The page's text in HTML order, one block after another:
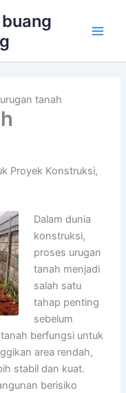
tanah
Proyek Konstruksi,
Dalam dunia
konstruksi,
proses urugan
tanah menjadi
salah satu
tahap penting
sebelum
berfungsi untuk
area rendah,
stabil dan kuat.
berisiko